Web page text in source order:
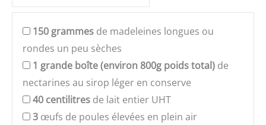
150 grammes de madeleines longues ou
rondes un peu sèches
1 grande boîte (environ 800g poids total) de
nectarines au sirop léger en conserve
40 centilitres de lait entier UHT
3 œufs de poules élevées en plein air